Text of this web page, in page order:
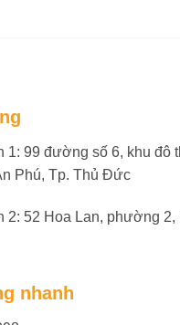
1: 99 đường số 6, khu đô
Phú, Tp. Thủ Đức
2: 52 Hoa Lan, phường 2,
nhanh